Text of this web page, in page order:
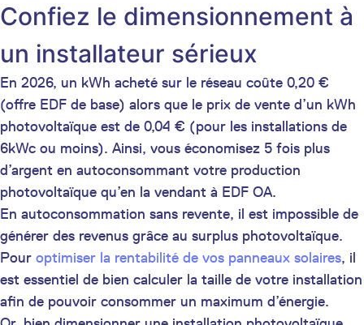
Confiez le dimensionnement à
un installateur sérieux
En 2026, un kWh acheté sur le réseau coûte 0,20 €
(offre EDF de base) alors que le prix de vente d’un kWh
photovoltaïque est de 0,04 € (pour les installations de
6kWc ou moins). Ainsi, vous économisez 5 fois plus
d’argent en autoconsommant votre production
photovoltaïque qu’en la vendant à EDF OA.
En autoconsommation sans revente, il est impossible de
générer des revenus grâce au surplus photovoltaïque.
Pour optimiser la rentabilité de vos panneaux solaires, il
est essentiel de bien calculer la taille de votre installation
afin de pouvoir consommer un maximum d’énergie.